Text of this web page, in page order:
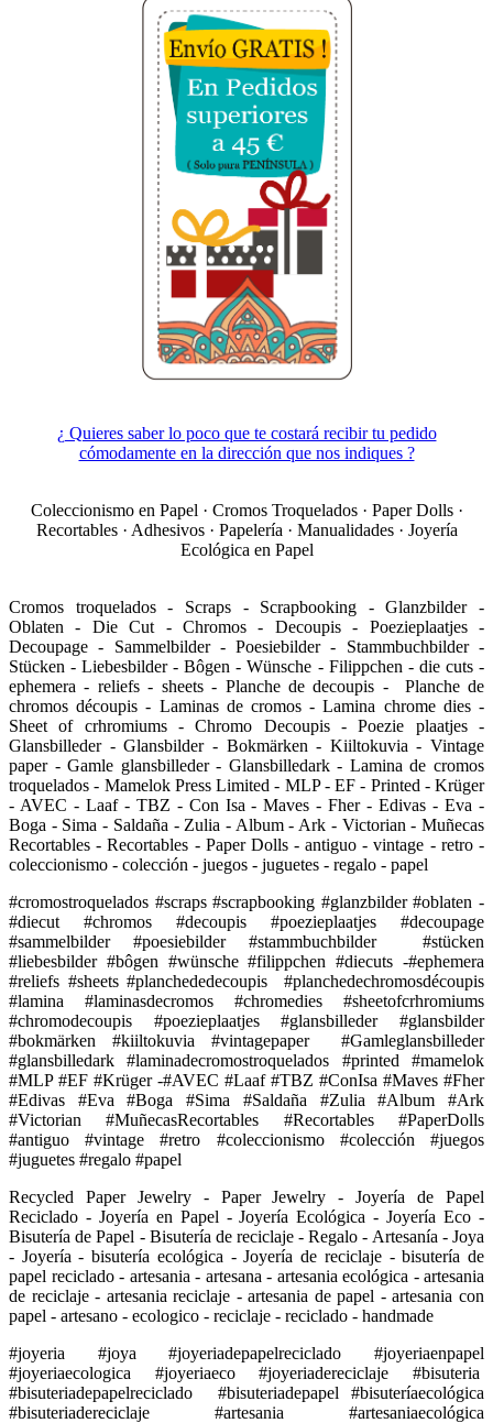
¿ Quieres saber lo poco que te costará recibir tu pedido
cómodamente en la dirección que nos indiques ?
Coleccionismo en Papel · Cromos Troquelados · Paper Dolls ·
Recortables · Adhesivos · Papelería · Manualidades · Joyería
Ecológica en Papel
Cromos troquelados - Scraps - Scrapbooking - Glanzbilder -
Oblaten - Die Cut - Chromos - Decoupis - Poezieplaatjes -
Decoupage - Sammelbilder - Poesiebilder - Stammbuchbilder -
Stücken - Liebesbilder - Bôgen - Wünsche - Filippchen - die cuts -
ephemera - reliefs - sheets - Planche de decoupis - Planche de
chromos découpis - Laminas de cromos - Lamina chrome dies -
Sheet of crhromiums - Chromo Decoupis - Poezie plaatjes -
Glansbilleder - Glansbilder - Bokmärken - Kiiltokuvia - Vintage
paper - Gamle glansbilleder - Glansbilledark - Lamina de cromos
troquelados - Mamelok Press Limited - MLP - EF - Printed - Krüger
- AVEC - Laaf - TBZ - Con Isa - Maves - Fher - Edivas - Eva -
Boga - Sima - Saldaña - Zulia - Album - Ark - Victorian - Muñecas
Recortables - Recortables - Paper Dolls - antiguo - vintage - retro -
coleccionismo - colección - juegos - juguetes - regalo - papel
#cromostroquelados #scraps #scrapbooking #glanzbilder #oblaten -
#diecut #chromos #decoupis #poezieplaatjes #decoupage
#sammelbilder #poesiebilder #stammbuchbilder #stücken
#liebesbilder #bôgen #wünsche #filippchen #diecuts -#ephemera
#reliefs #sheets #planchededecoupis #planchedechromosdécoupis
#lamina #laminasdecromos #chromedies #sheetofcrhromiums
#chromodecoupis #poezieplaatjes #glansbilleder #glansbilder
#bokmärken #kiiltokuvia #vintagepaper #Gamleglansbilleder
#glansbilledark #laminadecromostroquelados #printed #mamelok
#MLP #EF #Krüger -#AVEC #Laaf #TBZ #ConIsa #Maves #Fher
#Edivas #Eva #Boga #Sima #Saldaña #Zulia #Album #Ark
#Victorian #MuñecasRecortables #Recortables #PaperDolls
#antiguo #vintage #retro #coleccionismo #colección #juegos
#juguetes #regalo #papel
Recycled Paper Jewelry - Paper Jewelry - Joyería de Papel
Reciclado - Joyería en Papel - Joyería Ecológica - Joyería Eco -
Bisutería de Papel - Bisutería de reciclaje - Regalo - Artesanía - Joya
- Joyería - bisutería ecológica - Joyería de reciclaje - bisutería de
papel reciclado - artesania - artesana - artesania ecológica - artesania
de reciclaje - artesania reciclaje - artesania de papel - artesania con
papel - artesano - ecologico - reciclaje - reciclado - handmade
#joyeria #joya #joyeriadepapelreciclado #joyeriaenpapel
#joyeriaecologica #joyeriaeco #joyeriadereciclaje #bisuteria
#bisuteriadepapelreciclado #bisuteriadepapel #bisuteríaecológica
#bisuteriadereciclaje #artesania #artesaniaecológica